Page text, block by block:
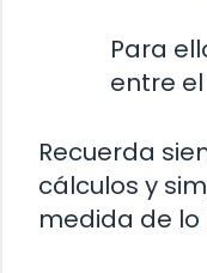
Para
entre
Recuerda
cálculos y
medida de lo